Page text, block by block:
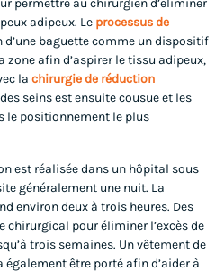
adipeux. Le processus de
d’une baguette comme un dispositif
zone afin d’aspirer le tissu adipeux,
la chirurgie de réduction
seins est ensuite cousue et les
le positionnement le plus
est réalisée dans un hôpital sous
généralement une nuit. La
environ deux à trois heures. Des
chirurgical pour éliminer l’excès de
trois semaines. Un vêtement de
être porté afin d’aider à